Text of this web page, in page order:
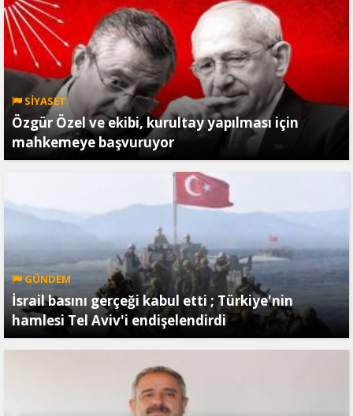
SİYASET
Özgür Özel ve ekibi, kurultay yapılması için
mahkemeye başvuruyor
GÜNDEM
İsrail basını gerçeği kabul etti ; Türkiye'nin
hamlesi Tel Aviv'i endişelendirdi